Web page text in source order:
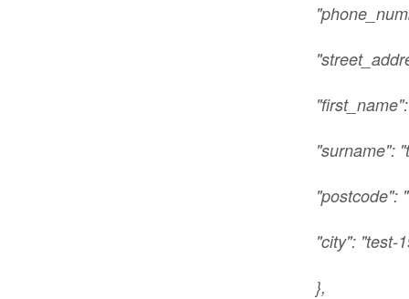
"surname":
"postcode":
"city": "test-
},